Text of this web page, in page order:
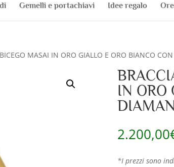
Gemelli e portachiavi Idee regalo
MASAI IN ORO GIALLO E ORO BIANCO
IN ORO
2.200,00
*I prezzi sono